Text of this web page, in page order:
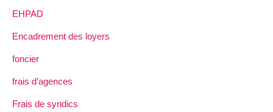
EHPAD
Encadrement des loyers
foncier
frais d’agences
Frais de syndics